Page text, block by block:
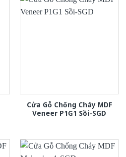
Cửa Gỗ Chống Cháy MDF
Veneer P1G1 Sồi-SGD